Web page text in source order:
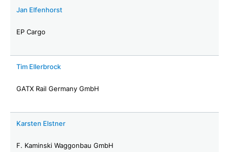
Jan Elfenhorst
EP Cargo
Tim Ellerbrock
GATX Rail Germany GmbH
Karsten Elstner
F. Kaminski Waggonbau GmbH